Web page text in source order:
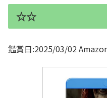
☆☆
鑑賞日:2025/03/02